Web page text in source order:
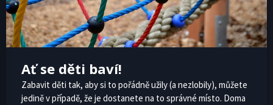
Ať se děti baví!
Zabavit děti tak, aby si to pořádně užily (a nezlobily), můžete
jedině v případě, že je dostanete na to správné místo. Doma